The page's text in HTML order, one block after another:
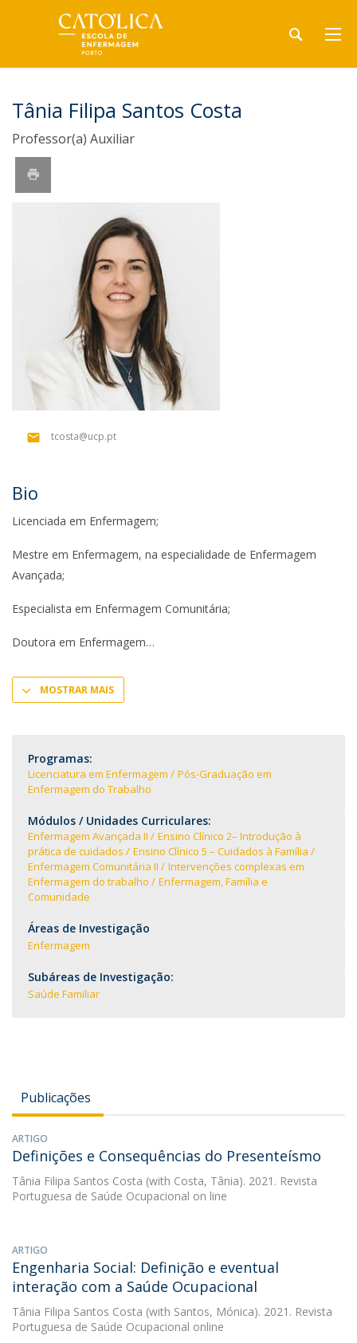
Tânia Filipa Santos Costa
Professor(a) Auxiliar
tcosta@ucp.pt
Bio
Licenciada em Enfermagem;
Mestre em Enfermagem, na especialidade de Enfermagem
Avançada;
Especialista em Enfermagem Comunitária;
Doutora em Enfermagem
MOSTRAR MAIS
Programas:
Licenciatura em Enfermagem
Pós-Graduação em
Enfermagem do Trabalho
Módulos / Unidades Curriculares:
Enfermagem Avançada II
Ensino Clínico 2– Introdução à
prática de cuidados
Ensino Clínico 5 – Cuidados à Família
Enfermagem Comunitária II
Intervenções complexas em
Enfermagem do trabalho
Enfermagem, Família e
Comunidade
Áreas de Investigação
Enfermagem
Subáreas de Investigação:
Saúde Familiar
Publicações
ARTIGO
Definições e Consequências do Presenteísmo
Tânia Filipa Santos Costa (with Costa, Tânia). 2021. Revista
Portuguesa de Saúde Ocupacional on line
ARTIGO
Engenharia Social: Definição e eventual
interação com a Saúde Ocupacional
Tânia Filipa Santos Costa (with Santos, Mónica). 2021. Revista
Portuguesa de Saúde Ocupacional online